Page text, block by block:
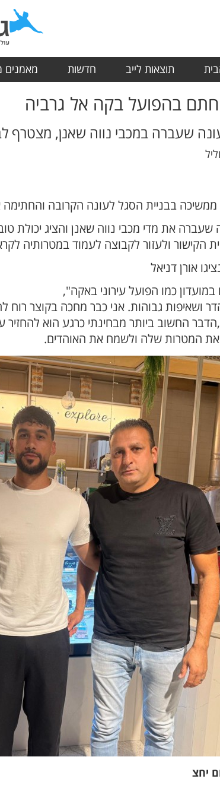
תוצאות לייב חדשות מאמנים
בהפועל בקה אל גרביה
שעברה במכבי נווה שאנן, מצטרף
בבניית הסגל לעונה הקרובה
את מדי מכבי נווה שאנן והציג
הקישור ולעזור לקבוצה לעמוד במטרותיה
אורן דניאל
כמו הפועל עירוני באקה",
ושאיפות גבוהות. אני כבר מחכה בקוצר
החשוב ביותר מבחינתי כרגע הוא
את המטרות שלה ולשמח את האוהדים.
יחצ